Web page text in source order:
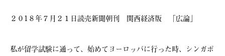
２０1８年７月２１日読売新聞朝刊 関西経済版 「広論」
私が留学試験に通って、始めてヨーロッパに行った時、シンガポ